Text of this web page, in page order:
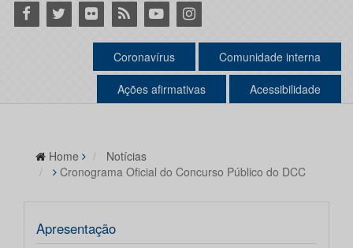
Facebook
Twitter Flickr RSS YoutubeInstagram
Coronavírus Comunidade interna
Ações afirmativas Acessibilidade
Home
Notícias
Cronograma Oficial do Concurso Público do DCC
Apresentação